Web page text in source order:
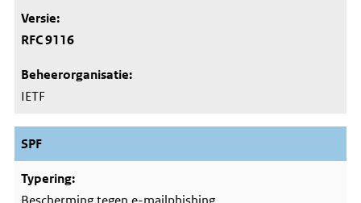
RFC 9116
IETF
SPF